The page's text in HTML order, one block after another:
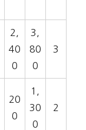
2,
40
0
3,
80
0
3
20
0
1,
30
0
2